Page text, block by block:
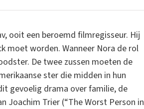
ooit een beroemd filmregisseur. Hij
moet worden. Wanneer Nora de rol
De twee zussen moeten de
ster die midden in hun
gevoelig drama over familie, de
Joachim Trier (“The Worst Person in